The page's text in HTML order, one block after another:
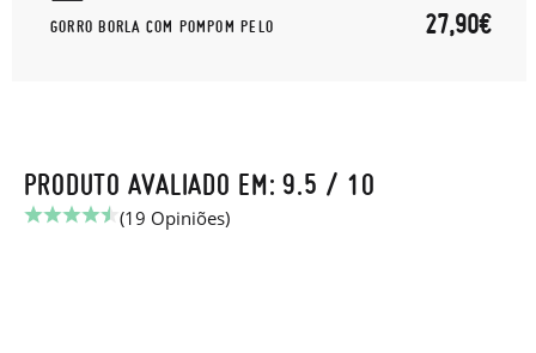
GORRO BORLA COM POMPOM PELO 27,90€
PRODUTO AVALIADO EM: 9.5 / 10
(19 Opiniões)